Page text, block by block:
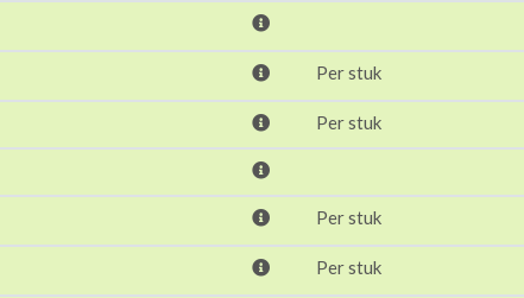
Per stuk
Per stuk
Per stuk
Per stuk